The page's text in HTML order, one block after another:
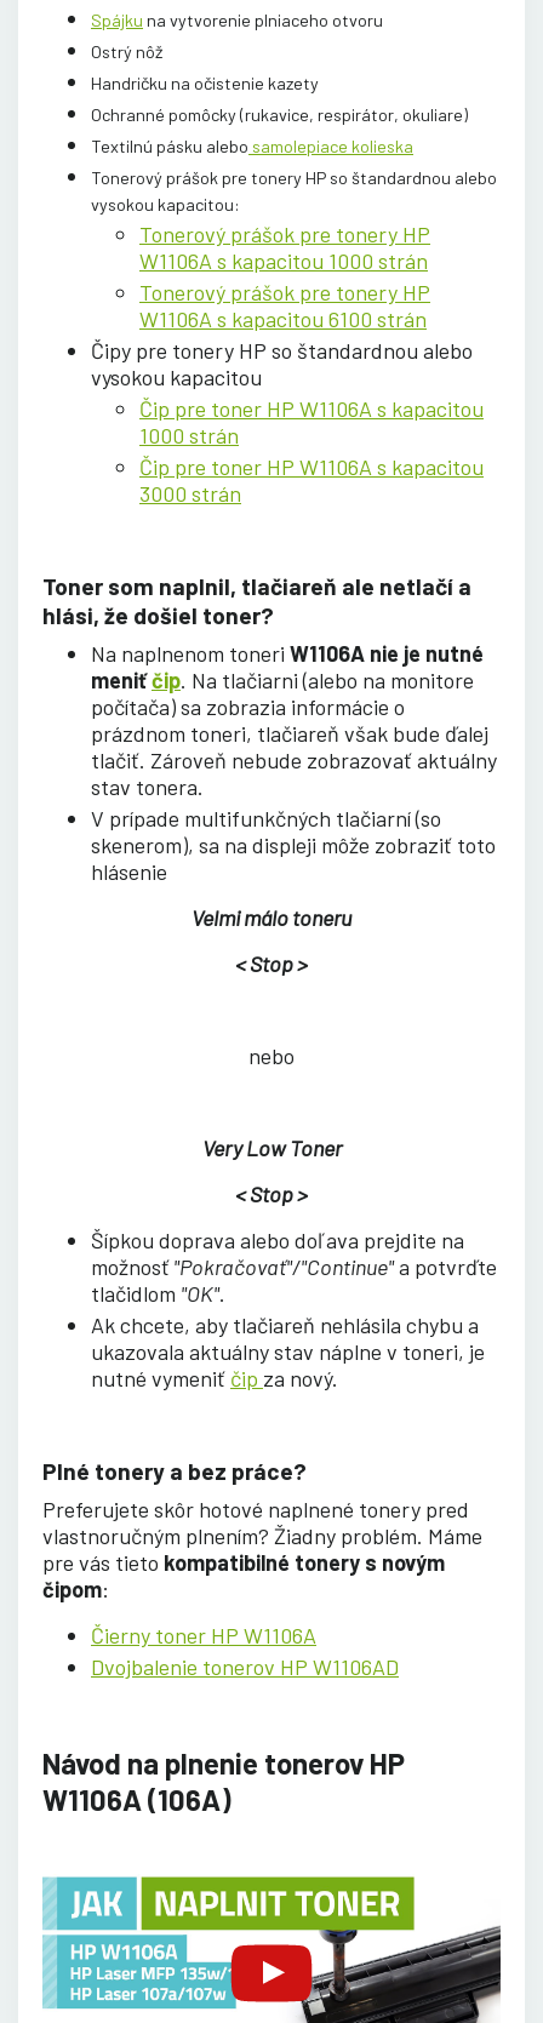
Spájku na vytvorenie plniaceho otvoru
Ostrý nôž
Handričku na očistenie kazety
Ochranné pomôcky (rukavice, respirátor, okuliare)
Textilnú pásku alebo samolepiace kolieska
Tonerový prášok pre tonery HP so štandardnou alebo
vysokou kapacitou:
Tonerový prášok pre tonery HP
W1106A s kapacitou 1000 strán
Tonerový prášok pre tonery HP
W1106A s kapacitou 6100 strán
Čipy pre tonery HP so štandardnou alebo
vysokou kapacitou
Čip pre toner HP W1106A s kapacitou
1000 strán
Čip pre toner HP W1106A s kapacitou
3000 strán
Toner som naplnil, tlačiareň ale netlačí a
hlási, že došiel toner?
Na naplnenom toneri W1106A nie je nutné
meniťčip. Na tlačiarni (alebo na monitore
počítača) sa zobrazia informácie o
prázdnom toneri, tlačiareň však bude ďalej
tlačiť. Zároveň nebude zobrazovať aktuálny
stav tonera.
V prípade multifunkčných tlačiarní (so
skenerom), sa na displeji môže zobraziť toto
hlásenie
Velmi málo toneru
< Stop >
nebo
Very Low Toner
< Stop >
Šípkou doprava alebo doľava prejdite na
možnosť"Pokračovať"/"Continue"a potvrďte
tlačidlom "OK".
Ak chcete, aby tlačiareň nehlásila chybu a
ukazovala aktuálny stav náplne v toneri, je
nutné vymeniť čip za nový.
Plné tonery a bez práce?
Preferujete skôr hotové naplnené tonery pred
vlastnoručným plnením? Žiadny problém. Máme
pre vás tieto kompatibilné tonery s novým
čipom:
Čierny toner HP W1106A
Dvojbalenie tonerov HP W1106AD
Návod na plnenie tonerov HP
W1106A (106A)